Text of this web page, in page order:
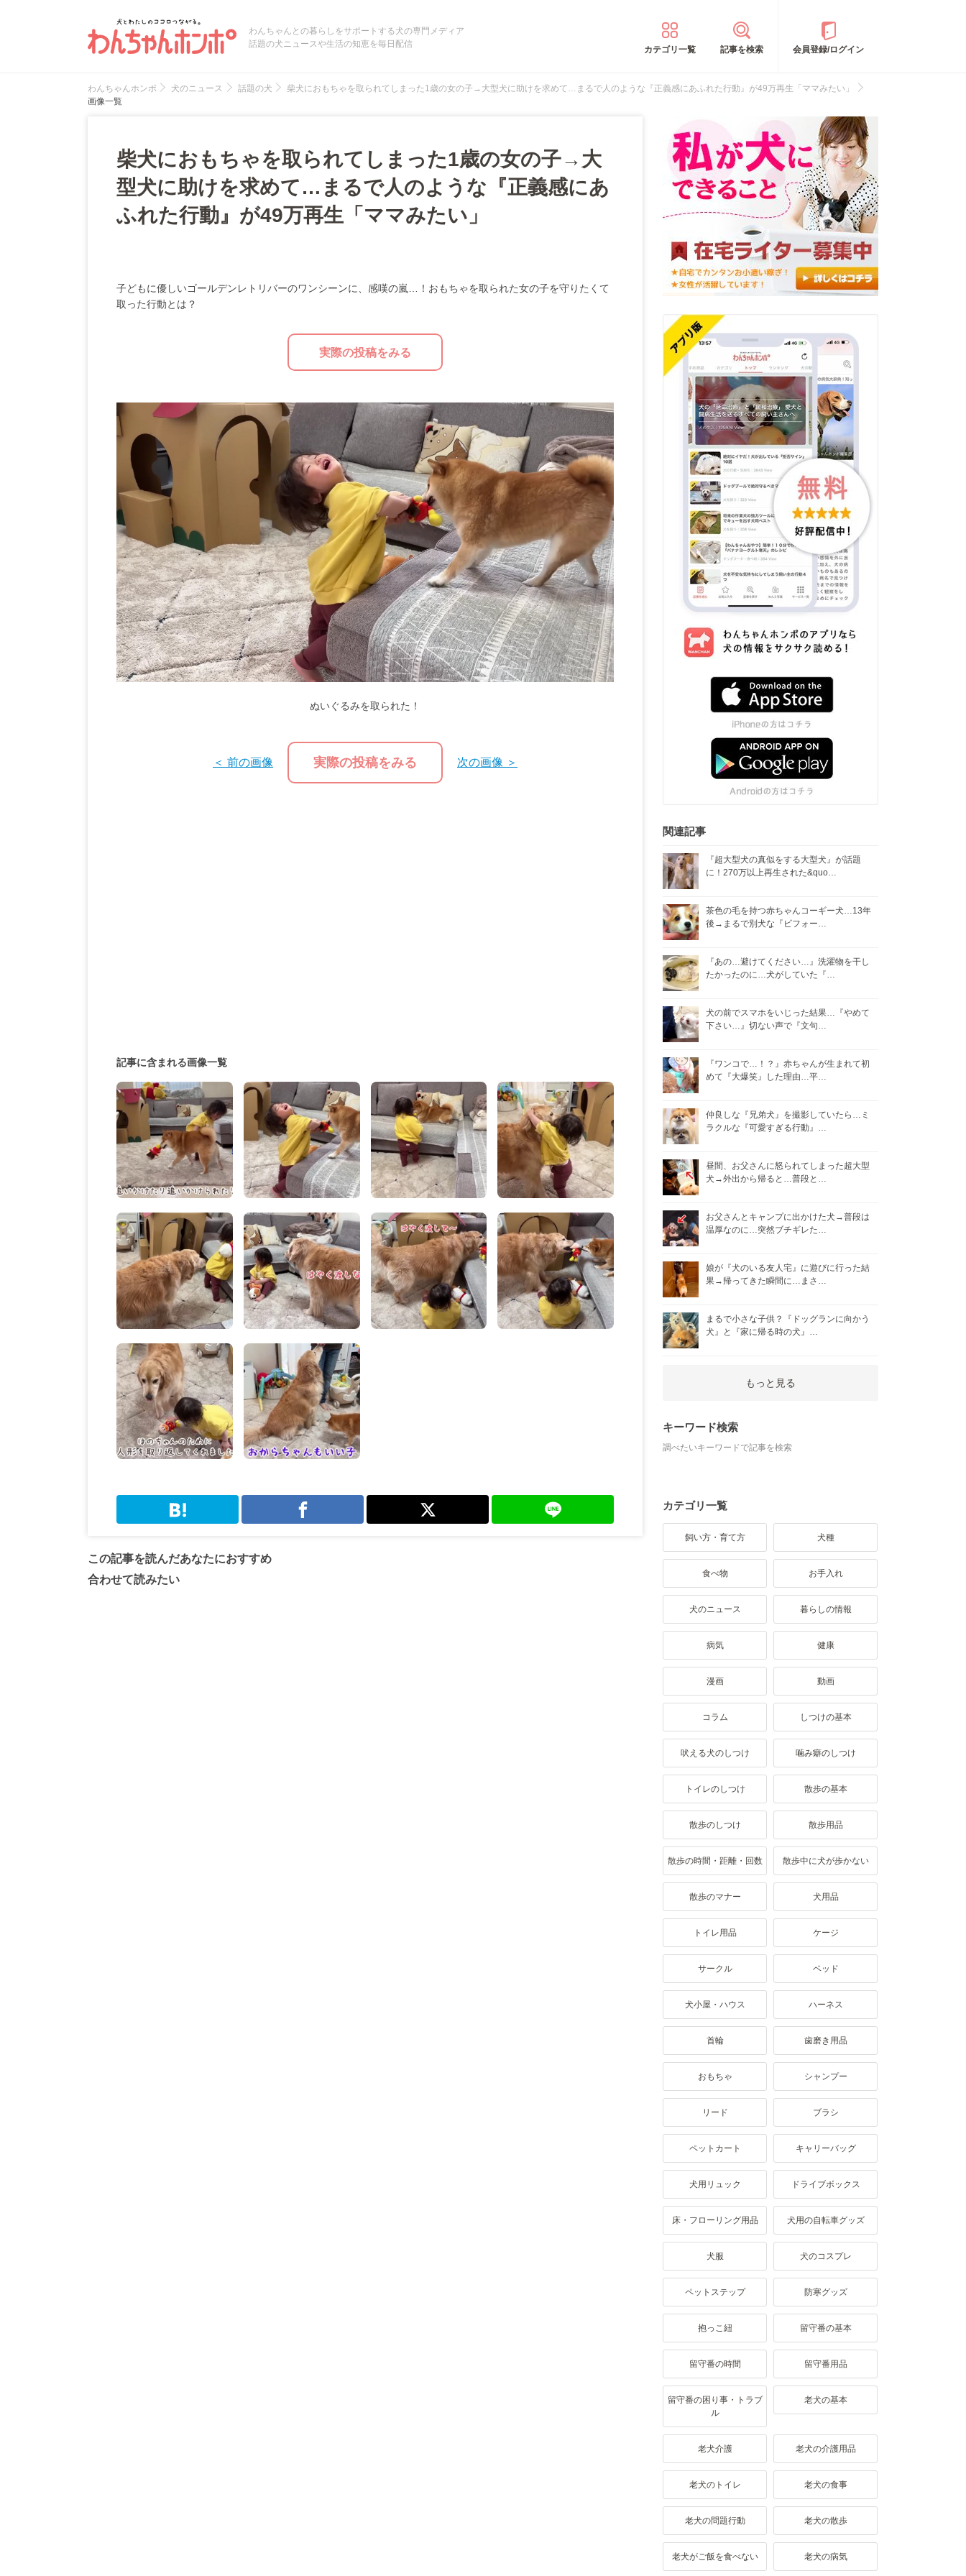
わんちゃんとの暮らしをサポートする犬の専門メディア
話題の犬ニュースや生活の知恵を毎日配信
カテゴリ一覧 記事を検索 会員登録/ログイン
わんちゃんホンポ 犬のニュース 話題の犬
柴犬におもちゃを取られてしまった1歳の女の子→大型犬に助けを求めて…まるで人のような『正義感にあふれた行動』が49万再生「ママみたい」
画像一覧
柴犬におもちゃを取られてしまった1歳の女の子→大
型犬に助けを求めて…まるで人のような『正義感にあ
ふれた行動』が49万再生「ママみたい」
子どもに優しいゴールデンレトリバーのワンシーンに、感嘆の嵐…！おもちゃを取られた女の子を守りたくて
取った行動とは？
実際の投稿をみる
ぬいぐるみを取られた！
＜ 前の画像 実際の投稿をみる 次の画像 ＞
記事に含まれる画像一覧
この記事を読んだあなたにおすすめ
合わせて読みたい
関連記事
『超大型犬の真似をする大型犬』が話題
に！270万以上再生された&quo…
茶色の毛を持つ赤ちゃんコーギー犬…13年
後→まるで別犬な『ビフォー…
『あの…避けてください…』洗濯物を干し
たかったのに…犬がしていた『…
犬の前でスマホをいじった結果…『やめて
下さい…』切ない声で『文句…
『ワンコで…！？』赤ちゃんが生まれて初
めて『大爆笑』した理由…平…
仲良しな『兄弟犬』を撮影していたら…ミ
ラクルな『可愛すぎる行動』…
昼間、お父さんに怒られてしまった超大型
犬→外出から帰ると…普段と…
お父さんとキャンプに出かけた犬→普段は
温厚なのに…突然ブチギレた…
娘が『犬のいる友人宅』に遊びに行った結
果→帰ってきた瞬間に…まさ…
まるで小さな子供？『ドッグランに向かう
犬』と『家に帰る時の犬』…
もっと見る
キーワード検索
調べたいキーワードで記事を検索
カテゴリ一覧
飼い方・育て方 犬種
食べ物 お手入れ
犬のニュース 暮らしの情報
病気 健康
漫画 動画
コラム しつけの基本
吠える犬のしつけ 噛み癖のしつけ
トイレのしつけ 散歩の基本
散歩のしつけ 散歩用品
散歩の時間・距離・回数 散歩中に犬が歩かない
散歩のマナー 犬用品
トイレ用品 ケージ
サークル ベッド
犬小屋・ハウス ハーネス
首輪 歯磨き用品
おもちゃ シャンプー
リード ブラシ
ペットカート キャリーバッグ
犬用リュック ドライブボックス
床・フローリング用品 犬用の自転車グッズ
犬服 犬のコスプレ
ペットステップ 防寒グッズ
抱っこ紐 留守番の基本
留守番の時間 留守番用品
留守番の困り事・トラブ
ル
老犬の基本
老犬介護 老犬の介護用品
老犬のトイレ 老犬の食事
老犬の問題行動 老犬の散歩
老犬がご飯を食べない 老犬の病気